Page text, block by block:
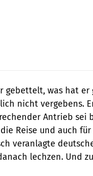
gebettelt, was hat er
nicht vergebens.
Antrieb sei
Reise und auch für
veranlagte
lechzen. Und